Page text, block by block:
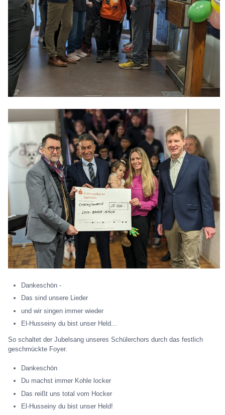
Dankeschön -
Das sind unsere Lieder
und wir singen immer wieder
El-Husseiny du bist unser Held...
So schaltet der Jubelsang unseres Schülerchors durch das festlich
geschmückte Foyer.
Dankeschön
Du machst immer Kohle locker
Das reißt uns total vom Hocker
El-Husseiny du bist unser Held!